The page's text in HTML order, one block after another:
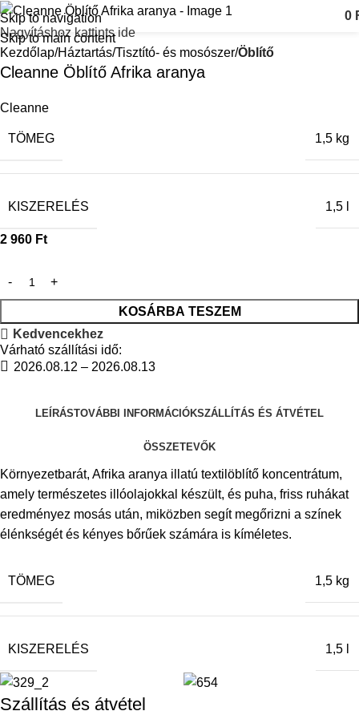
Skip to navigation
Skip to main content
0
Nagyításhoz kattints ide
Kezdőlap Háztartás Tisztító- és mosószer Öblítő
Cleanne Öblítő Afrika aranya
Cleanne
TÖMEG 1,5 kg
KISZERELÉS 1,5 l
2 960 Ft
KOSÁRBA TESZEM
Kedvencekhez
Várható szállítási idő:
2026.08.12 – 2026.08.13
LEÍRÁSTOVÁBBI INFORMÁCIÓKSZÁLLÍTÁS ÉS ÁTVÉTEL
ÖSSZETEVŐK
Környezetbarát, Afrika aranya illatú textilöblítő koncentrátum,
amely természetes illóolajokkal készült, és puha, friss ruhákat
eredményez mosás után, miközben segít megőrizni a színek
élénkségét és kényes bőrűek számára is kíméletes.
TÖMEG 1,5 kg
KISZERELÉS 1,5 l
Szállítás és átvétel